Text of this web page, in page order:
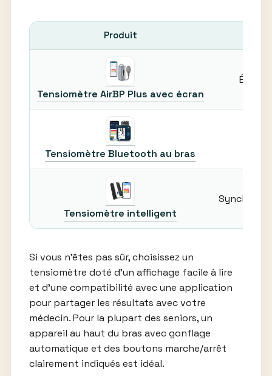
Produit
Tensiomètre AirBP Plus avec écran
Écran
Tensiomètre Bluetooth au bras
Tensiomètre intelligent
Si vous n’êtes pas sûr, choisissez un
tensiomètre doté d’un affichage facile à lire
et d’une compatibilité avec une application
pour partager les résultats avec votre
médecin. Pour la plupart des seniors, un
appareil au haut du bras avec gonflage
automatique et des boutons marche/arrêt
clairement indiqués est idéal.